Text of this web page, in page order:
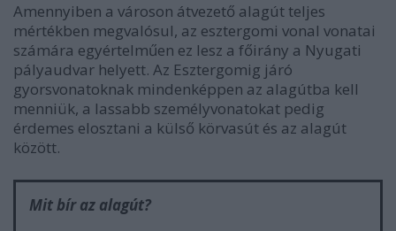
Amennyiben a városon átvezető alagút teljes
mértékben megvalósul, az esztergomi vonal vonatai
számára egyértelműen ez lesz a főirány a Nyugati
pályaudvar helyett. Az Esztergomig járó
gyorsvonatoknak mindenképpen az alagútba kell
menniük, a lassabb személyvonatokat pedig
érdemes elosztani a külső körvasút és az alagút
között.
Mit bír az alagút?